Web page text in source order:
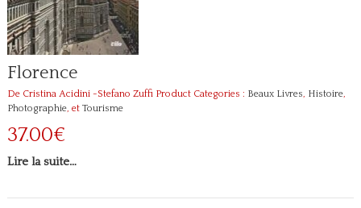
Florence
De Cristina Acidini -Stefano ZuffiProduct Categories : Beaux Livres, Histoire,
Photographie, et Tourisme
37.00€
Lire la suite…